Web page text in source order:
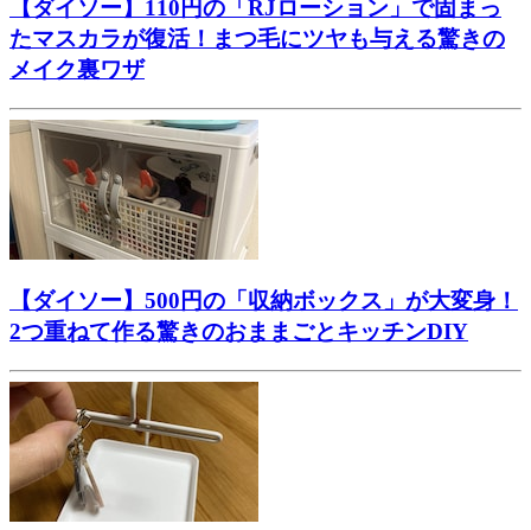
【ダイソー】110円の「RJローション」で固まっ
たマスカラが復活！まつ毛にツヤも与える驚きの
メイク裏ワザ
【ダイソー】500円の「収納ボックス」が大変身！
2つ重ねて作る驚きのおままごとキッチンDIY